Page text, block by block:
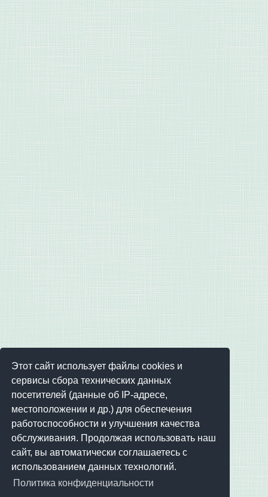
Этот сайт использует файлы cookies и
сервисы сбора технических данных
посетителей (данные об IP-адресе,
местоположении и др.) для обеспечения
работоспособности и улучшения качества
обслуживания. Продолжая использовать наш
сайт, вы автоматически соглашаетесь с
использованием данных технологий.
Политика конфиденциальности